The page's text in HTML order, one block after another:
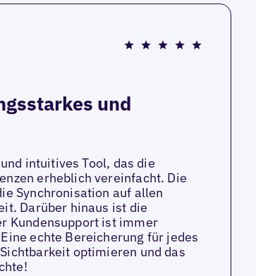
und
intuitives Tool, das die
erheblich vereinfacht. Die
Synchronisation auf allen
Darüber hinaus ist die
Kundensupport ist immer
echte Bereicherung für jedes
optimieren und das